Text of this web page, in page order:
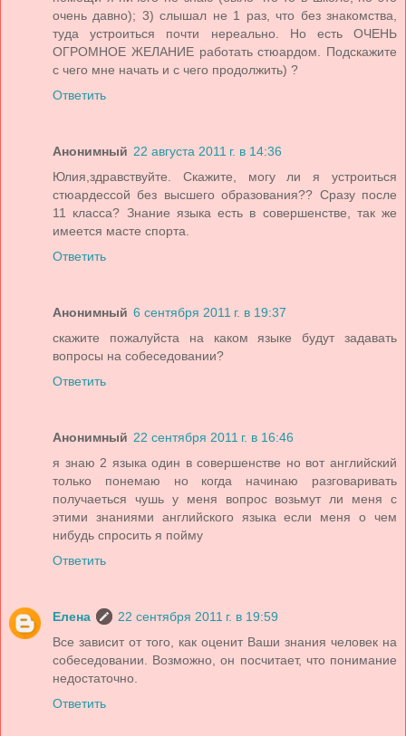
очень давно); 3) слышал не 1 раз, что без знакомства,
туда устроиться почти нереально. Но есть ОЧЕНЬ
ОГРОМНОЕ ЖЕЛАНИЕ работать стюардом. Подскажите
с чего мне начать и с чего продолжить) ?
Ответить
Анонимный 22 августа 2011 г. в 14:36
Юлия,здравствуйте. Скажите, могу ли я устроиться
стюардессой без высшего образования?? Сразу после
11 класса? Знание языка есть в совершенстве, так же
имеется масте спорта.
Ответить
Анонимный 6 сентября 2011 г. в 19:37
скажите пожалуйста на каком языке будут задавать
вопросы на собеседовании?
Ответить
Анонимный 22 сентября 2011 г. в 16:46
я знаю 2 языка один в совершенстве но вот английский
только понемаю но когда начинаю разговаривать
получаеться чушь у меня вопрос возьмут ли меня с
этими знаниями английского языка если меня о чем
нибудь спросить я пойму
Ответить
Елена
22 сентября 2011 г. в 19:59
Все зависит от того, как оценит Ваши знания человек на
собеседовании. Возможно, он посчитает, что понимание
недостаточно.
Ответить